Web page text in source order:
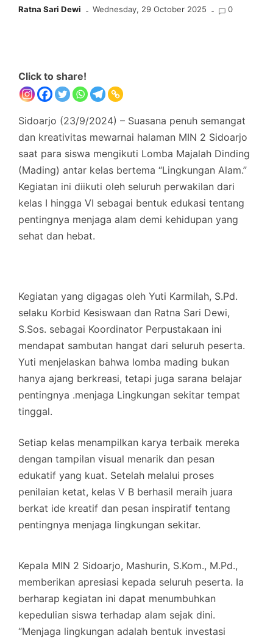
Ratna Sari Dewi Wednesday, 29 October 2025 0
Click to share!
Sidoarjo (23/9/2024) – Suasana penuh semangat
dan kreativitas mewarnai halaman MIN 2 Sidoarjo
saat para siswa mengikuti Lomba Majalah Dinding
(Mading) antar kelas bertema “Lingkungan Alam.”
Kegiatan ini diikuti oleh seluruh perwakilan dari
kelas I hingga VI sebagai bentuk edukasi tentang
pentingnya menjaga alam demi kehidupan yang
sehat dan hebat.
Kegiatan yang digagas oleh Yuti Karmilah, S.Pd.
selaku Korbid Kesiswaan dan Ratna Sari Dewi,
S.Sos. sebagai Koordinator Perpustakaan ini
mendapat sambutan hangat dari seluruh peserta.
Yuti menjelaskan bahwa lomba mading bukan
hanya ajang berkreasi, tetapi juga sarana belajar
pentingnya .menjaga Lingkungan sekitar tempat
tinggal.
Setiap kelas menampilkan karya terbaik mereka
dengan tampilan visual menarik dan pesan
edukatif yang kuat. Setelah melalui proses
penilaian ketat, kelas V B berhasil meraih juara
berkat ide kreatif dan pesan inspiratif tentang
pentingnya menjaga lingkungan sekitar.
Kepala MIN 2 Sidoarjo, Mashurin, S.Kom., M.Pd.,
memberikan apresiasi kepada seluruh peserta. Ia
berharap kegiatan ini dapat menumbuhkan
kepedulian siswa terhadap alam sejak dini.
“Menjaga lingkungan adalah bentuk investasi